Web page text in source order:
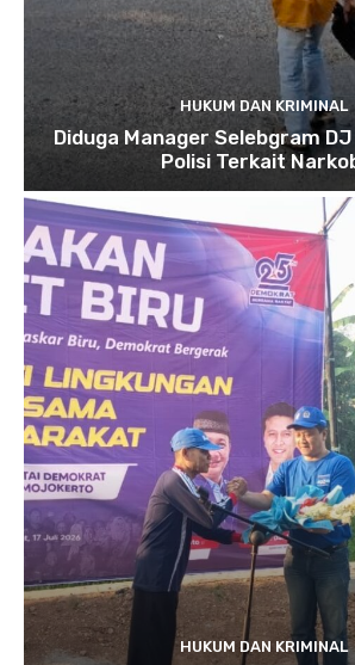
HUKUM DAN KRIMINAL
Diduga Manager Selebgram
Polisi Terkait
HUKUM DAN KRIMINAL